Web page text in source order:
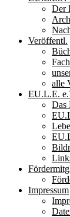
Der
Veröffentl.
alle
EU.L.E.
Das
Impressum